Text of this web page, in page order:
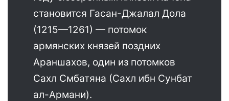
становится Гасан-Джалал Дола
(1215—1261) — потомок
армянских князей поздних
Араншахов, один из потомков
Сахл Смбатяна (Сахл ибн Сунбат
ал-Армани).